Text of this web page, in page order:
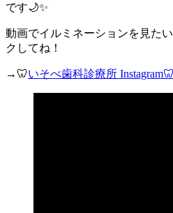
です🌙✨
動画でイルミネーションを見た
クしてね！
→🦷いそべ歯科診療所 Instagram🦷